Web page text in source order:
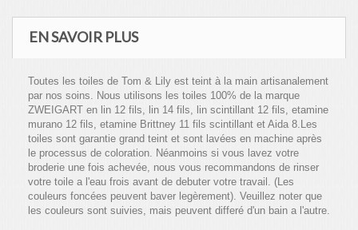
EN SAVOIR PLUS
Toutes les toiles de Tom & Lily est teint à la main artisanalement
par nos soins. Nous utilisons les toiles 100% de la marque
ZWEIGART en lin 12 fils, lin 14 fils, lin scintillant 12 fils, etamine
murano 12 fils, etamine Brittney 11 fils scintillant et Aida 8.Les
toiles sont garantie grand teint et sont lavées en machine après
le processus de coloration. Néanmoins si vous lavez votre
broderie une fois achevée, nous vous recommandons de rinser
votre toile a l'eau frois avant de debuter votre travail. (Les
couleurs foncées peuvent baver legèrement). Veuillez noter que
les couleurs sont suivies, mais peuvent differé d'un bain a l'autre.